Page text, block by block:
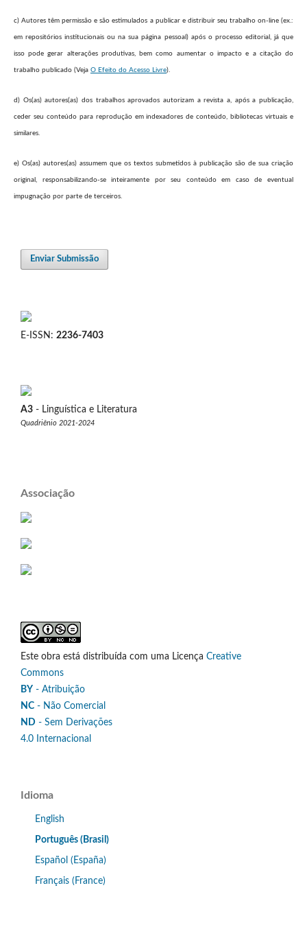
c) Autores têm permissão e são estimulados a publicar e distribuir seu trabalho on-line (ex.:
em repositórios institucionais ou na sua página pessoal) após o processo editorial, já que
isso pode gerar alterações produtivas, bem como aumentar o impacto e a citação do
trabalho publicado (Veja O Efeito do Acesso Livre).
d) Os(as) autores(as) dos trabalhos aprovados autorizam a revista a, após a publicação,
ceder seu conteúdo para reprodução em indexadores de conteúdo, bibliotecas virtuais e
similares.
e) Os(as) autores(as) assumem que os textos submetidos à publicação são de sua criação
original, responsabilizando-se inteiramente por seu conteúdo em caso de eventual
impugnação por parte de terceiros.
Enviar Submissão
E-ISSN: 2236-7403
A3 - Linguística e Literatura
Quadriênio 2021-2024
Associação
Este obra está distribuída com uma Licença Creative
Commons
BY - Atribuição
NC - Não Comercial
ND - Sem Derivações
4.0 Internacional
Idioma
English
Português (Brasil)
Español (España)
Français (France)